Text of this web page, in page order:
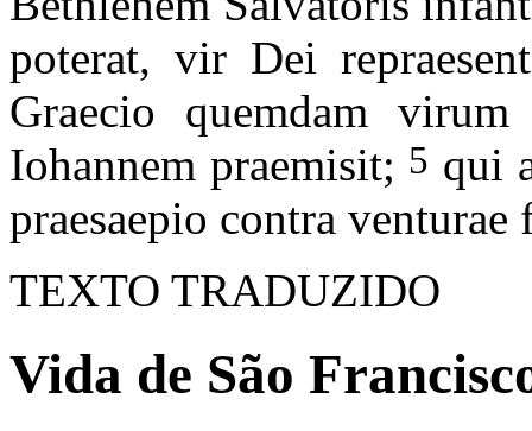
poterat, vir Dei
Graecio quemdam
Iohannem praemisit; 5 qui
praesaepio contra
TEXTO TRADUZIDO
Vida de São